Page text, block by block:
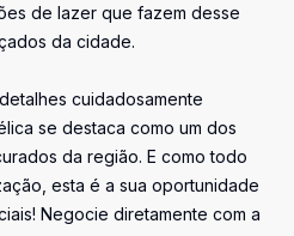
de lazer que fazem desse
da cidade.
cuidadosamente
se destaca como um dos
da região. E como todo
esta é a sua oportunidade
Negocie diretamente com a